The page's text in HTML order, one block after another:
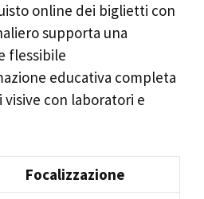
online dei biglietti con
supporta una
flessibile
educativa completa
visive con laboratori e
Focalizzazione